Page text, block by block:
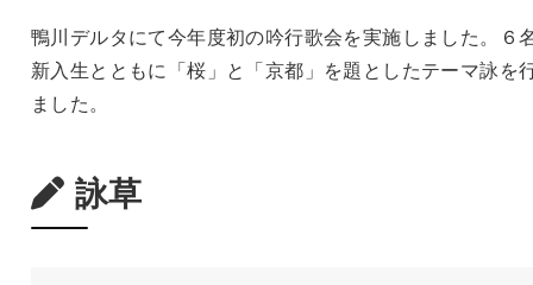
鴨川デルタにて今年度初の吟行歌会を実施しました。６
新入生とともに「桜」と「京都」を題としたテーマ詠を
ました。
詠草